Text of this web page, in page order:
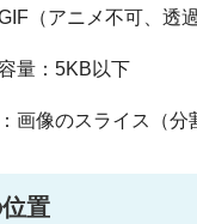
（アニメ不可、透
量：5KB以下
画像のスライス（分
置